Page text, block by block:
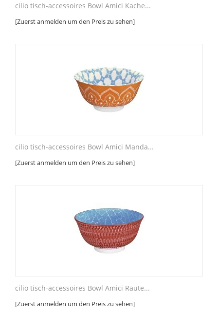
cilio tisch-accessoires Bowl Amici Kache...
[Zuerst anmelden um den Preis zu sehen]
cilio tisch-accessoires Bowl Amici Manda...
[Zuerst anmelden um den Preis zu sehen]
cilio tisch-accessoires Bowl Amici Raute...
[Zuerst anmelden um den Preis zu sehen]